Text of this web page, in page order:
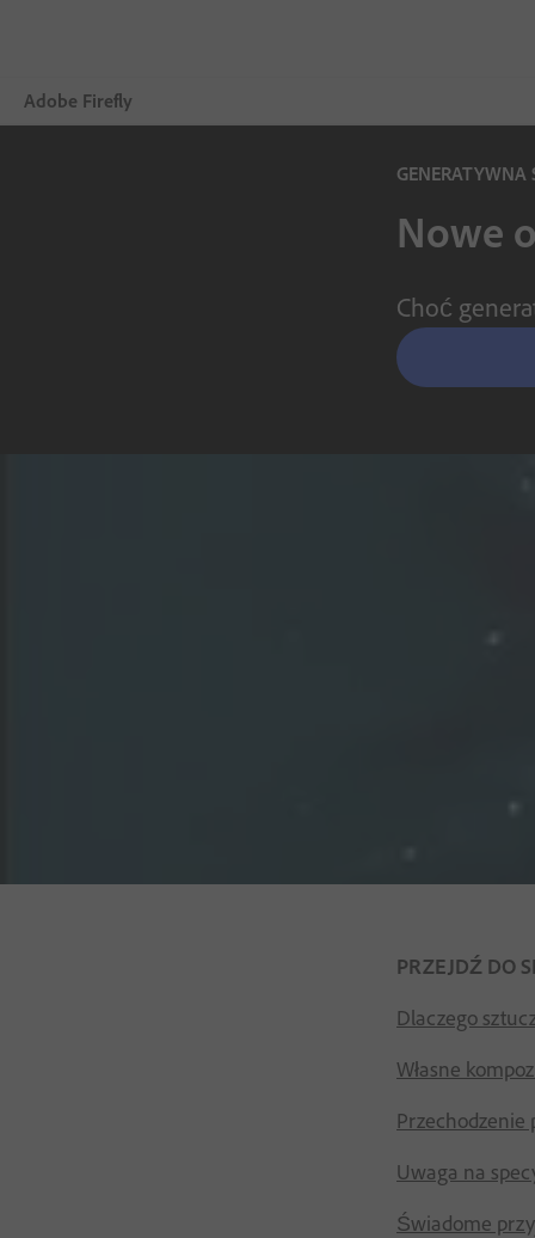
Adobe Firefly
GENERATYWNA
Nowe
Choć
PRZEJDŹ DO
Dlaczego
Własne
Uwaga na
Świadome